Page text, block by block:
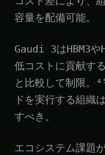
容量を配備可能。
Gaudi 3はHBM3や
低コストに貢献す
と比較して制限。
ドを実行する組織
すべき。
エコシステム課題